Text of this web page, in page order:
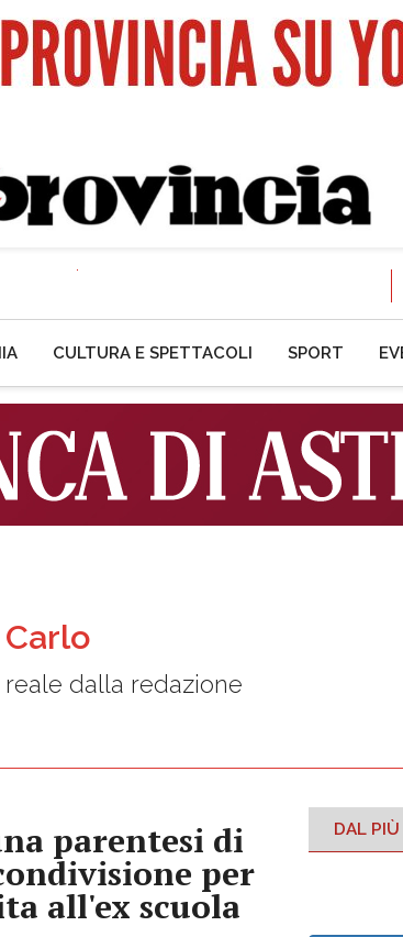
CULTURA E SPETTACOLI SPORT
Carlo
dalla redazione
parentesi di
per
all'ex scuola
DAL PIÙ